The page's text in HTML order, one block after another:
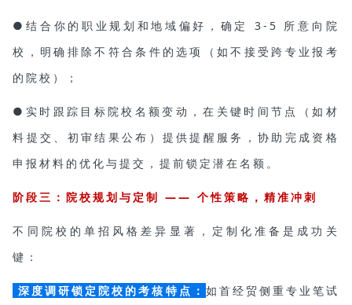
●结合你的职业规划和地域偏好，确定 3-5 所意向院
校，明确排除不符合条件的选项（如不接受跨专业报考
的院校）；
●实时跟踪目标院校名额变动，在关键时间节点（如材
料提交、初审结果公布）提供提醒服务，协助完成资格
申报材料的优化与提交，提前锁定潜在名额。
阶段三：院校规划与定制 —— 个性策略，精准冲刺
不同院校的单招风格差异显著，定制化准备是成功关
键：
深度调研锁定院校的考核特点： 如首经贸侧重专业笔试